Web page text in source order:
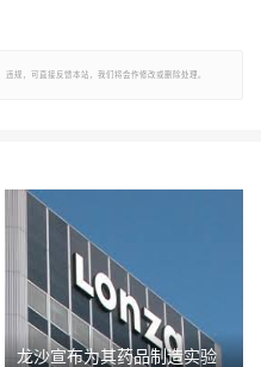
规，可直接反馈本站，我们将会作修改或删除处理。
龙沙宣布为其药品制造实验